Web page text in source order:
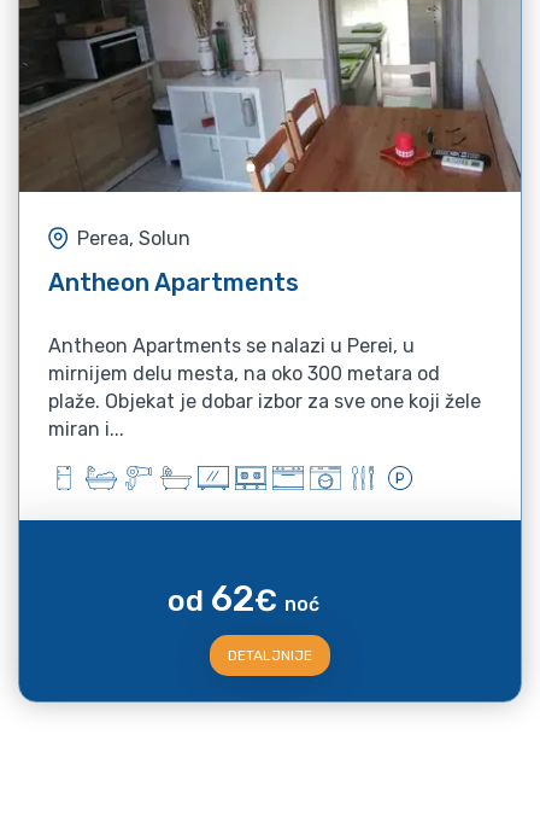
Perea, Solun
Antheon Apartments
Antheon Apartments se nalazi u Perei, u
mirnijem delu mesta, na oko 300 metara od
plaže. Objekat je dobar izbor za sve one koji žele
miran i...
od 62€ noć
DETALJNIJE